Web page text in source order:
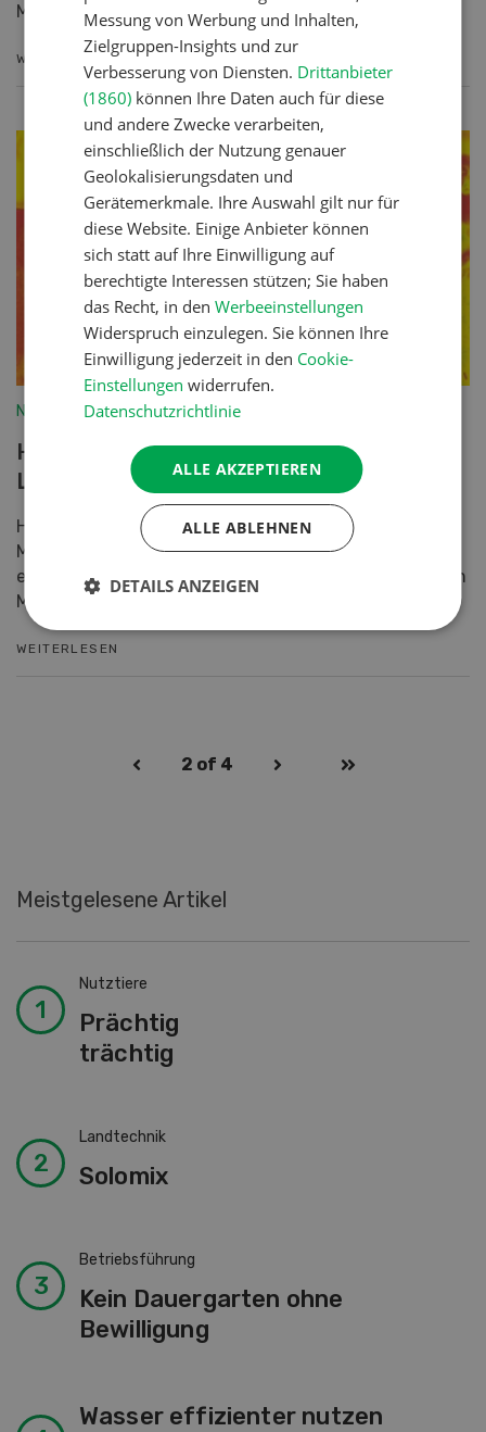
Milchkühen führen...
WEITERLESEN
Nutztiere
Hitzestress – es leidet mehr als die
Leistung
Hitzestress bei Milchkühen ist ein Phänomen, das die
Milchproduzentinnen und Milchproduzenten seit
einigen Jahren beschäftigt. Zahlreiche Betriebe haben
Ma...
WEITERLESEN
2 of 4
Meistgelesene Artikel
Nutztiere
Prächtig
trächtig
Landtechnik
Solomix
Betriebsführung
Kein Dauergarten ohne
Bewilligung
Wasser effizienter nutzen
Messung von Werbung und Inhalten,
Zielgruppen-Insights und zur
Verbesserung von Diensten. Drittanbieter
(1860) können Ihre Daten auch für diese
und andere Zwecke verarbeiten,
einschließlich der Nutzung genauer
Geolokalisierungsdaten und
Gerätemerkmale. Ihre Auswahl gilt nur für
diese Website. Einige Anbieter können
sich statt auf Ihre Einwilligung auf
berechtigte Interessen stützen; Sie haben
das Recht, in denWerbeeinstellungen
Widerspruch einzulegen. Sie können Ihre
Einwilligung jederzeit in den Cookie-
Einstellungen widerrufen.
Datenschutzrichtlinie
ALLE AKZEPTIEREN
ALLE ABLEHNEN
DETAILS ANZEIGEN